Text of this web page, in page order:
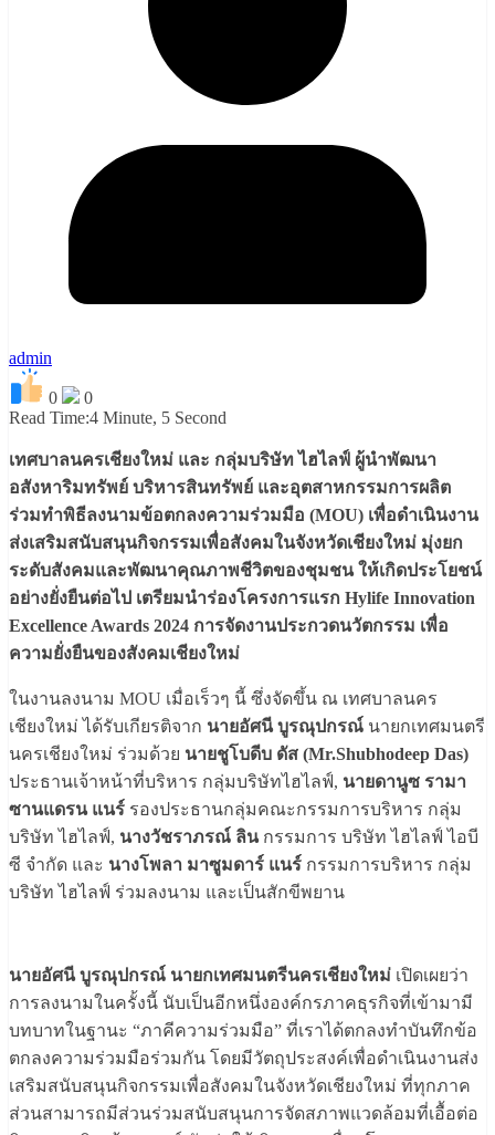
admin
0
0
Read Time:4 Minute, 5 Second
เทศบาลนครเชียงใหม่ และ กลุ่มบริษัท ไฮไลฟ์ ผู้นำพัฒนา
อสังหาริมทรัพย์ บริหารสินทรัพย์ และอุตสาหกรรมการผลิต
ร่วมทำพิธีลงนามข้อตกลงความร่วมมือ (MOU) เพื่อดำเนินงาน
ส่งเสริมสนับสนุนกิจกรรมเพื่อสังคมในจังหวัดเชียงใหม่ มุ่งยก
ระดับสังคมและพัฒนาคุณภาพชีวิตของชุมชน ให้เกิดประโยชน์
อย่างยั่งยืนต่อไป เตรียมนำร่องโครงการแรก Hylife Innovation
Excellence Awards 2024 การจัดงานประกวดนวัตกรรม เพื่อ
ความยั่งยืนของสังคมเชียงใหม่
ในงานลงนาม MOU เมื่อเร็วๆ นี้ ซึ่งจัดขึ้น ณ เทศบาลนคร
เชียงใหม่ ได้รับเกียรติจาก นายอัศนี บูรณุปกรณ์ นายกเทศมนตรี
นครเชียงใหม่ ร่วมด้วย นายชูโบดีบ ดัส (Mr.Shubhodeep Das)
ประธานเจ้าหน้าที่บริหาร กลุ่มบริษัทไฮไลฟ์, นายดานูซ รามา
ซานแดรน แนร์ รองประธานกลุ่มคณะกรรมการบริหาร กลุ่ม
บริษัท ไฮไลฟ์, นางวัชราภรณ์ ลินกรรมการ บริษัท ไฮไลฟ์ ไอบี
ซี จำกัด และ นางโพลา มาซูมดาร์ แนร์ กรรมการบริหาร กลุ่ม
บริษัท ไฮไลฟ์ ร่วมลงนาม และเป็นสักขีพยาน
นายอัศนี บูรณุปกรณ์ นายกเทศมนตรีนครเชียงใหม่ เปิดเผยว่า
การลงนามในครั้งนี้ นับเป็นอีกหนึ่งองค์กรภาคธุรกิจที่เข้ามามี
บทบาทในฐานะ “ภาคีความร่วมมือ” ที่เราได้ตกลงทำบันทึกข้อ
ตกลงความร่วมมือร่วมกัน โดยมีวัตถุประสงค์เพื่อดำเนินงานส่ง
เสริมสนับสนุนกิจกรรมเพื่อสังคมในจังหวัดเชียงใหม่ ที่ทุกภาค
ส่วนสามารถมีส่วนร่วมสนับสนุนการจัดสภาพแวดล้อมที่เอื้อต่อ